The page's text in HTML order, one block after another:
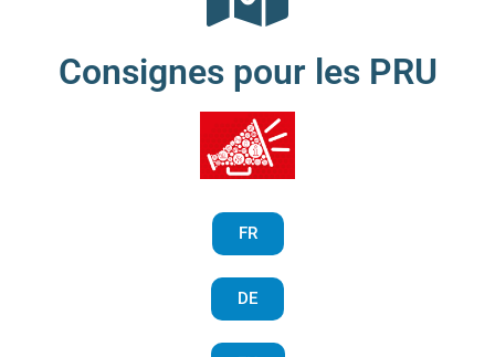
Consignes pour les PRU
FR
DE